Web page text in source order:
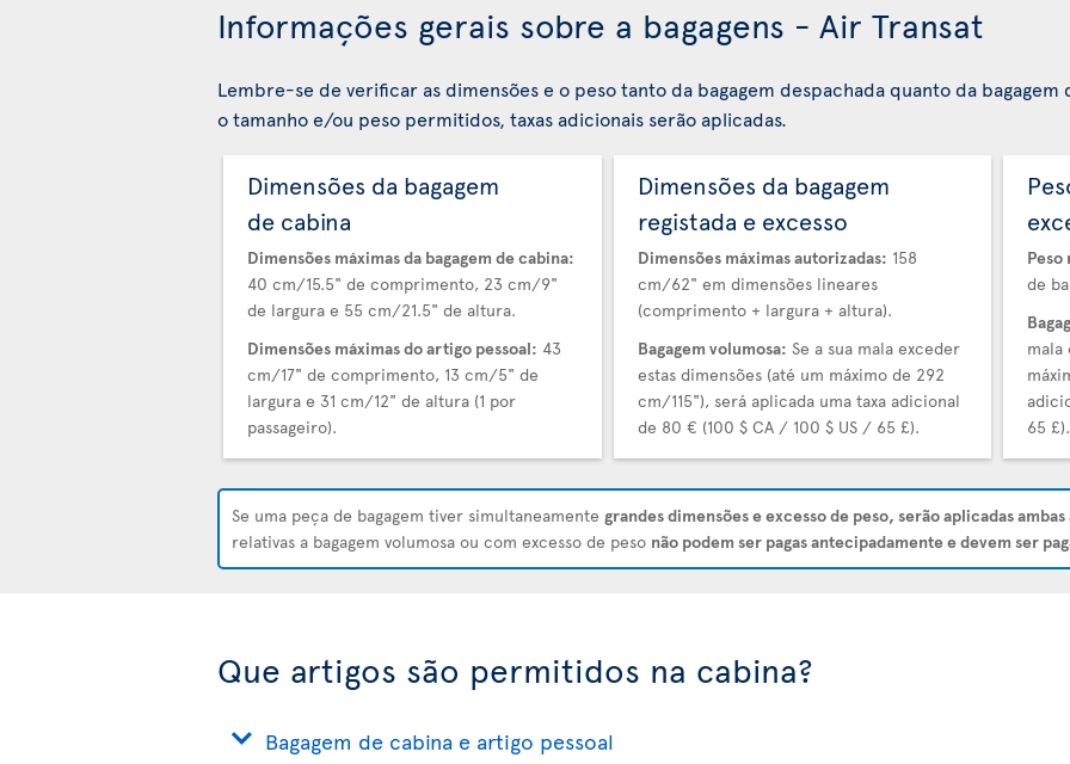
Informações gerais sobre a bagagens - Air Transat
Lembre-se de verificar as dimensões e o peso tanto da bagagem despachada quanto da bagagem
o tamanho e/ou peso permitidos, taxas adicionais serão aplicadas.
Dimensões da bagagem
de cabina
Dimensões máximas da bagagem de cabina:
40 cm/15.5" de comprimento, 23 cm/9"
de largura e 55 cm/21.5" de altura.
Dimensões máximas do artigo pessoal: 43
cm/17" de comprimento, 13 cm/5" de
largura e 31 cm/12" de altura (1 por
passageiro).
Dimensões da bagagem
registada e excesso
Dimensões máximas autorizadas: 158
cm/62" em dimensões lineares
(comprimento + largura + altura).
Bagagem volumosa: Se a sua mala exceder
estas dimensões (até um máximo de 292
cm/115"), será aplicada uma taxa adicional
de 80 € (100 $ CA / 100 $ US / 65 £).
de
mala
65 £).
Se uma peça de bagagem tiver simultaneamente grandes dimensões e excesso de peso, serão aplicadas ambas
relativas a bagagem volumosa ou com excesso de peso não podem ser pagas antecipadamente e devem ser
Que artigos são permitidos na cabina?
Bagagem de cabina e artigo pessoal